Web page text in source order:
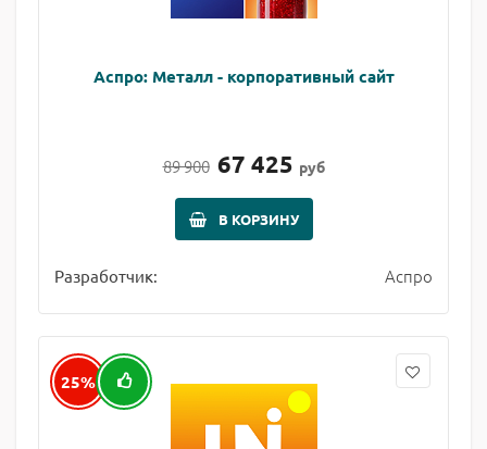
Аспро: Металл - корпоративный сайт
89 900 67 425 руб
В КОРЗИНУ
Разработчик: Аспро
25%